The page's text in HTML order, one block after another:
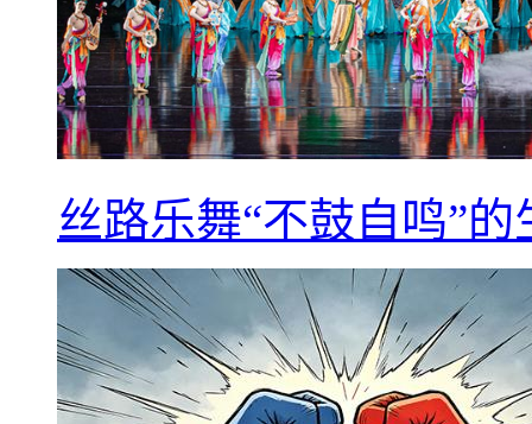
丝路乐舞“不鼓自鸣”